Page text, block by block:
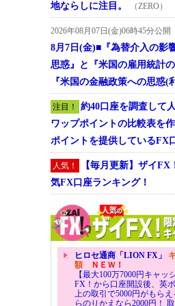
地ならしに注目。
（ZERO）
2026年08月07日(金)06時45分公開
8月7日(金)■『為替介入の影
思惑』と『米国の雇用統計
『米国の金融政策への思惑(
注目！
約40口座を調査して
ワップポイントの比較表を
ポイントを提供しているFX
人気！
【毎月更新】ザイ
気FX口座ランキング！
ヒロセ通商「LION FX」
額ＮＥＷ！
【最大100万7000円キャッ
FX！から口座開設後、英
上の取引で5000円がもら
らのりかえなら2000円！